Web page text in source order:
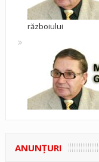
războiului
ANUNŢURI